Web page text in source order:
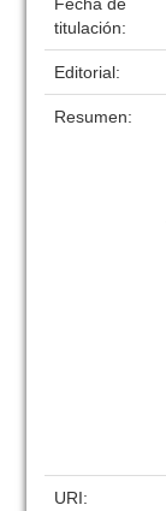
titulación:
Editorial:
Resumen:
URI: